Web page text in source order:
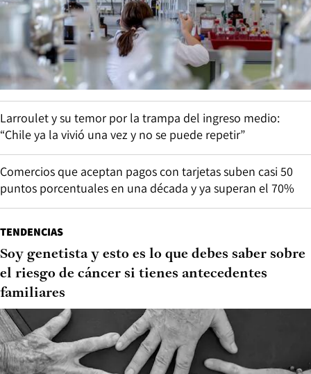
Larroulet y su temor por la trampa del ingreso medio:
“Chile ya la vivió una vez y no se puede repetir”
Comercios que aceptan pagos con tarjetas suben casi 50
puntos porcentuales en una década y ya superan el 70%
TENDENCIAS
Soy genetista y esto es lo que debes saber sobre
el riesgo de cáncer si tienes antecedentes
familiares